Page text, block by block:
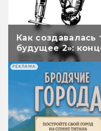
Как создавалась
будущее 2»:
РЕКЛАМА